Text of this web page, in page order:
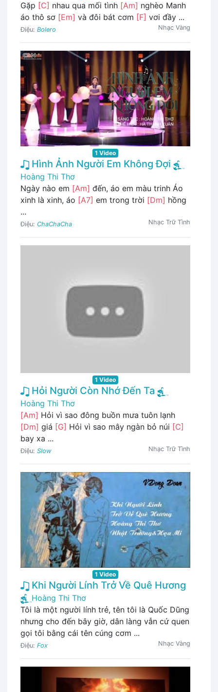
Gặp [C] nhau qua mối tình [Am] nghèo Manh
áo thô sơ [Em] và đôi bát cơm [F] vơi đầy ...
Điệu: Bolero Nhạc Vàng
1 Video
Hình Ảnh Người Em Không Đợi
Hoàng Thi Thơ
Ngày nào em [Am] đến, áo em màu trinh Áo
xinh là xinh, áo [A7] em trong trời [Dm] hồng
...
Điệu: ChaChaCha Nhạc Trữ Tình
1 Video
Hỏi Người Còn Nhớ Đến Ta
Hoàng Thi Thơ
[Am] Hỏi vì sao đông buồn mưa tuôn lạnh
[Dm] giá [G] Hỏi vì sao mây ngàn bỏ núi [C]
bay xa ...
Điệu: Slow Nhạc Trữ Tình
1 Video
Khi Người Lính Trở Về Quê Hương
Hoàng Thi Thơ
Tôi là một người lính trẻ, tên tôi là Quốc Dũng
nhưng cho đến bây giờ, dân làng vẫn cứ quen
gọi tôi bằng cái tên cúng cơm ...
Điệu: Fox Nhạc Vàng